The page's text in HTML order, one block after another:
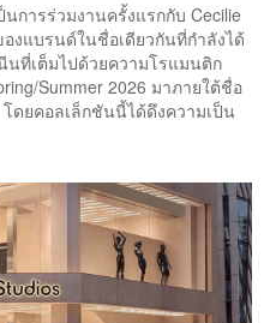
การร่วมงานครั้งแรกกับ Cecilie
งแบรนด์ในชื่อเดียวกันที่กำลังได้
นที่เต็มไปด้วยความโรแมนติก
Summer 2026 มาภายใต้ชื่อ
ดยคอลเล็กชันนี้ได้ดึงความเป็น